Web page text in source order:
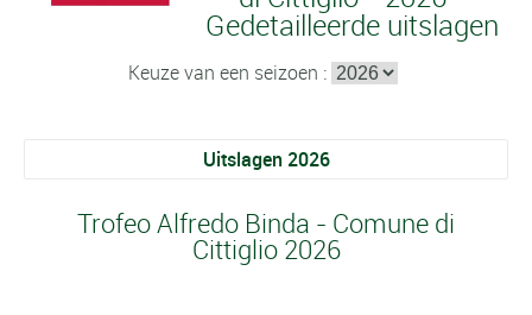
Gedetailleerde uitslagen
Keuze van een seizoen :
Uitslagen 2026
Trofeo Alfredo Binda - Comune di
Cittiglio 2026